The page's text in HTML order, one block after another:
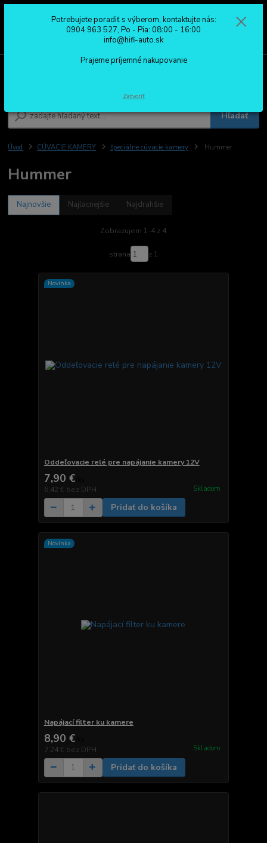
Hľadať
0904 963 527
Po - Pia: 08:00 - 16:00
Úvod CÚVACIE KAMERY špeciálne cúvacie kamery Hummer
Hummer
Najnovšie Najlacnejšie Najdrahšie
Zobrazujem 1-4 z 4
strana z 1
Novinka
Oddeľovacie relé pre napájanie kamery 12V
7,90 €
6,42 € bez DPH Skladom
Pridať do košíka
Novinka
Napájací filter ku kamere
8,90 €
7,24 € bez DPH Skladom
Pridať do košíka
Potrebujete poradiť s výberom, kontaktujte nás:
0904 963 527, Po - Pia: 08:00 - 16:00
info@hifi-auto.sk
Prajeme príjemné nakupovanie
Zatvoriť